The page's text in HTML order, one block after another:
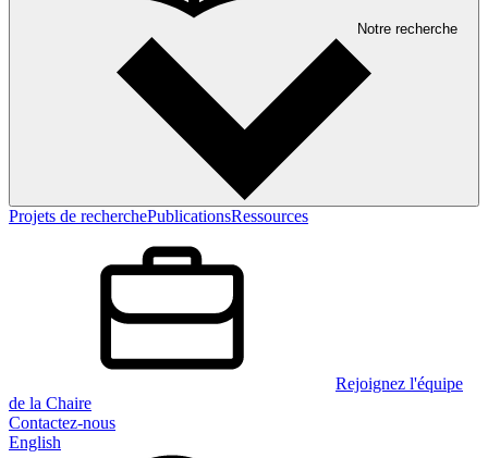
Notre recherche
Projets de recherchePublicationsRessources
Rejoignez l'équipe
de la Chaire
Contactez-nous
English